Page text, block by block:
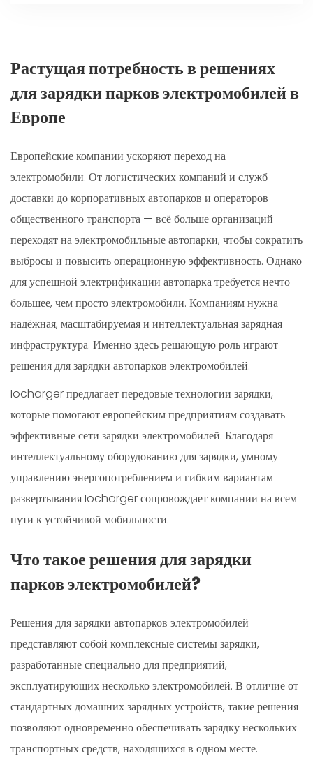
Растущая потребность в решениях
для зарядки парков электромобилей в
Европе
Европейские компании ускоряют переход на
электромобили. От логистических компаний и служб
доставки до корпоративных автопарков и операторов
общественного транспорта — всё больше организаций
переходят на электромобильные автопарки, чтобы сократить
выбросы и повысить операционную эффективность. Однако
для успешной электрификации автопарка требуется нечто
большее, чем просто электромобили. Компаниям нужна
надёжная, масштабируемая и интеллектуальная зарядная
инфраструктура. Именно здесь решающую роль играют
решения для зарядки автопарков электромобилей.
Iocharger предлагает передовые технологии зарядки,
которые помогают европейским предприятиям создавать
эффективные сети зарядки электромобилей. Благодаря
интеллектуальному оборудованию для зарядки, умному
управлению энергопотреблением и гибким вариантам
развертывания Iocharger сопровождает компании на всем
пути к устойчивой мобильности.
Что такое решения для зарядки
парков электромобилей?
Решения для зарядки автопарков электромобилей
представляют собой комплексные системы зарядки,
разработанные специально для предприятий,
эксплуатирующих несколько электромобилей. В отличие от
стандартных домашних зарядных устройств, такие решения
позволяют одновременно обеспечивать зарядку нескольких
транспортных средств, находящихся в одном месте.